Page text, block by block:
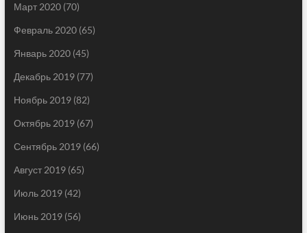
Март 2020(70)
Февраль 2020(65)
Январь 2020(45)
Декабрь 2019(77)
Ноябрь 2019(82)
Октябрь 2019(67)
Сентябрь 2019(66)
Август 2019(65)
Июль 2019(42)
Июнь 2019(56)